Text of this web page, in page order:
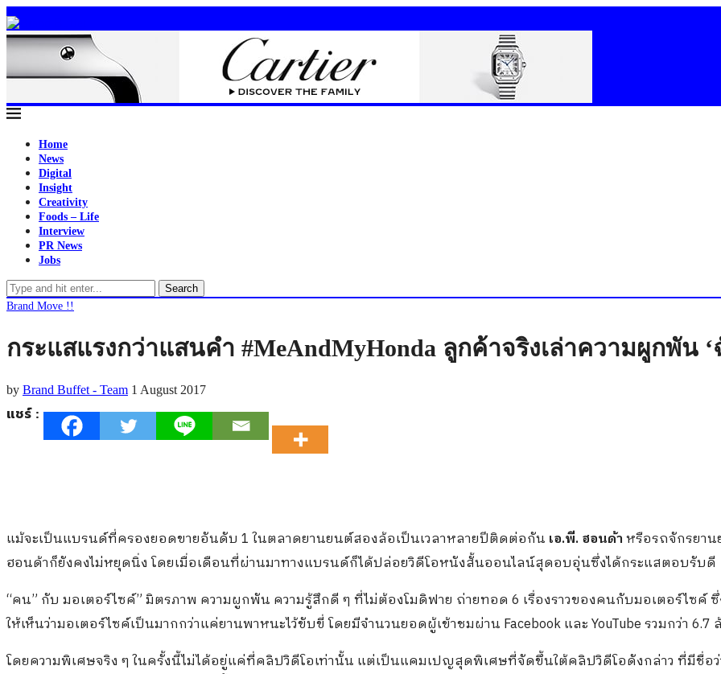
Home
News
Digital
Insight
Creativity
Foods – Life
Interview
PR News
Jobs
Search
Brand Move !!
กระแสแรงกว่าแสนคำ #MeAndMyHonda ลูกค้าจริงเล่าความผูกพัน
by Brand Buffet - Team 1 August 2017
แชร์ :
แม้จะเป็นแบรนด์ที่ครองยอดขายอันดับ 1 ในตลาดยานยนต์สองล้อเป็นเวลาหลายปีติดต่อกัน เอ.พี. ฮอนด้าหรือรถจักรยา
ฮอนด้าก็ยังคงไม่หยุดนิ่ง โดยเมื่อเดือนที่ผ่านมาทางแบรนด์ก็ได้ปล่อยวิดีโอหนังสั้นออนไลน์สุดอบอุ่นซึ่งได้กระแสตอบรับดี
“คน” กับ มอเตอร์ไซค์” มิตรภาพ ความผูกพัน ความรู้สึกดี ๆ ที่ไม่ต้องโมดิฟาย ถ่ายทอด 6 เรื่องราวของคนกับมอเตอร์ไซค์
ให้เห็นว่ามอเตอร์ไซค์เป็นมากกว่าแค่ยานพาหนะไว้ขับขี่ โดยมีจำนวนยอดผู้เข้าชมผ่าน Facebook และ YouTube รวมกว่า 6.7
โดยความพิเศษจริง ๆ ในครั้งนี้ไม่ได้อยู่แค่ที่คลิปวิดีโอเท่านั้น แต่เป็นแคมเปญสุดพิเศษที่จัดขึ้นใต้คลิปวิดีโอดังกล่าว ที่มีชื่อว่